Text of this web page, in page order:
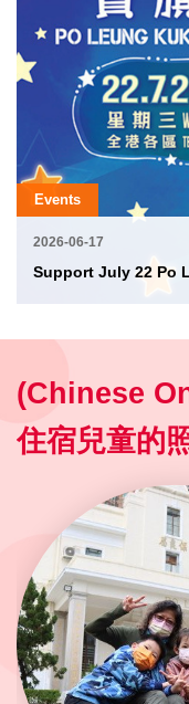
Events
2026-06-17
Support July 22 Po
(Chinese
住宿兒童的